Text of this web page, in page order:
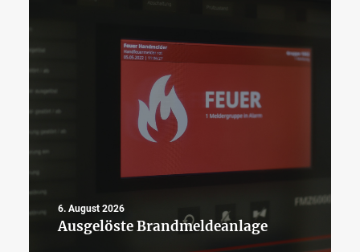
6. August 2026
Ausgelöste Brandmeldeanlage